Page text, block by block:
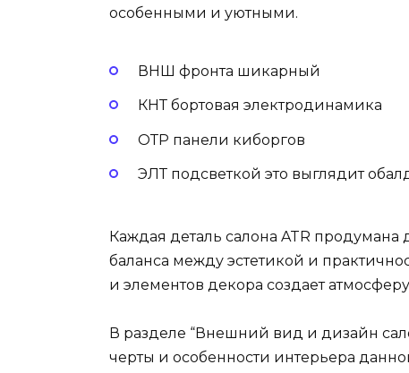
особенными и уютными.
ВНШ фронта шикарный
КНТ бортовая электродинамика
ОТР панели киборгов
ЭЛТ подсветкой это выглядит
Каждая деталь салона ATR
баланса между эстетикой и
и элементов декора создает
В разделе “Внешний вид и дизайн
черты и особенности интерьера